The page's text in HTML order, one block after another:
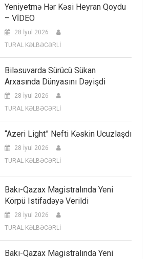
Yeniyetmə Hər Kəsi Heyran Qoydu
– VİDEO
28 İyul 2026
TURAL KƏLBƏCƏRLİ
Biləsuvarda Sürücü Sükan
Arxasında Dünyasını Dəyişdi
28 İyul 2026
TURAL KƏLBƏCƏRLİ
“Azeri Light” Nefti Kəskin Ucuzlaşdı
28 İyul 2026
TURAL KƏLBƏCƏRLİ
Bakı-Qazax Magistralında Yeni
Körpü Istifadəyə Verildi
28 İyul 2026
TURAL KƏLBƏCƏRLİ
Bakı-Qazax Magistralında Yeni